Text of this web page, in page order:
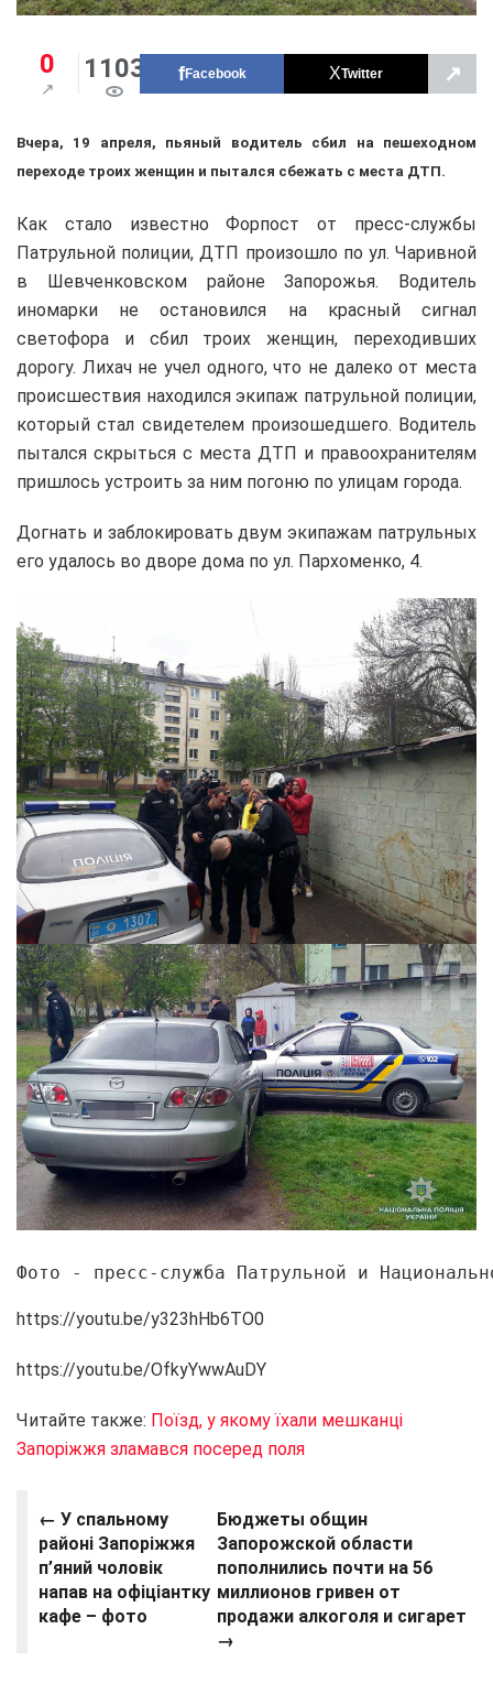
0 1103 Facebook Twitter ↗
Вчера, 19 апреля, пьяный водитель сбил на пешеходном
переходе троих женщин и пытался сбежать с места ДТП.
Как стало известно Форпост от пресс-службы
Патрульной полиции, ДТП произошло по ул. Чаривной
в Шевченковском районе Запорожья. Водитель
иномарки не остановился на красный сигнал
светофора и сбил троих женщин, переходивших
дорогу. Лихач не учел одного, что не далеко от места
происшествия находился экипаж патрульной полиции,
который стал свидетелем произошедшего. Водитель
пытался скрыться с места ДТП и правоохранителям
пришлось устроить за ним погоню по улицам города.
Догнать и заблокировать двум экипажам патрульных
его удалось во дворе дома по ул. Пархоменко, 4.
Фото - пресс-служба Патрульной и
https://youtu.be/y323hHb6TO0
https://youtu.be/OfkyYwwAuDY
Читайте также: Поїзд, у якому їхали мешканці
Запоріжжя зламався посеред поля
← У спальному
районі Запоріжжя
п’яний чоловік
напав на офіціантку
кафе – фото
Бюджеты общин
Запорожской области
пополнились почти на 56
миллионов гривен от
продажи алкоголя и сигарет
→